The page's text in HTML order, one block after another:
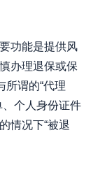
功能是提供风
办理退保或保
所谓的“代理
、个人身份证件
情况下“被退